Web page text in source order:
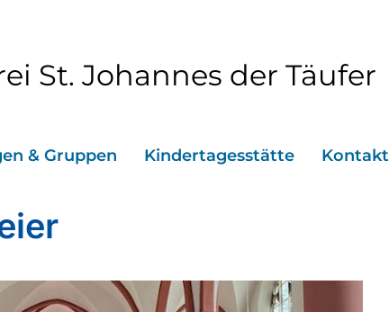
St. Johannes der Täufer
& Gruppen Kindertagesstätte Kontakt